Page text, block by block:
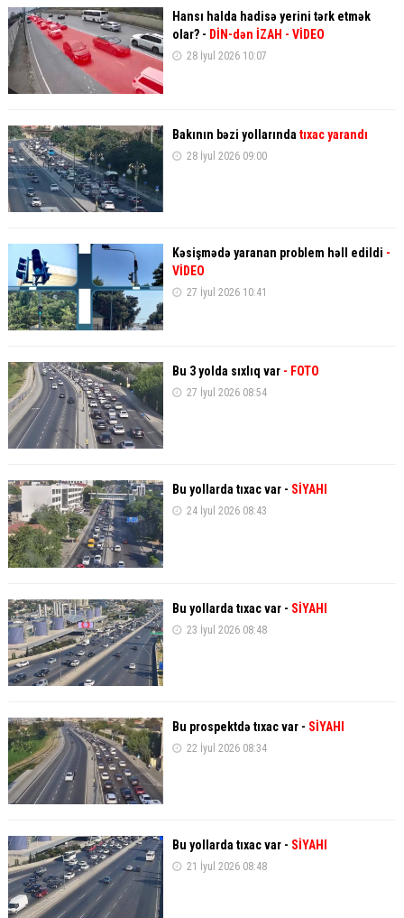
Hansı halda hadisə yerini tərk etmək
olar? - DİN-dən İZAH - VİDEO
28 İyul 2026 10:07
Bakının bəzi yollarında tıxac yarandı
28 İyul 2026 09:00
Kəsişmədə yaranan problem həll edildi -
VİDEO
27 İyul 2026 10:41
Bu 3 yolda sıxlıq var - FOTO
27 İyul 2026 08:54
Bu yollarda tıxac var - SİYAHI
24 İyul 2026 08:43
Bu yollarda tıxac var - SİYAHI
23 İyul 2026 08:48
Bu prospektdə tıxac var - SİYAHI
22 İyul 2026 08:34
Bu yollarda tıxac var - SİYAHI
21 İyul 2026 08:48